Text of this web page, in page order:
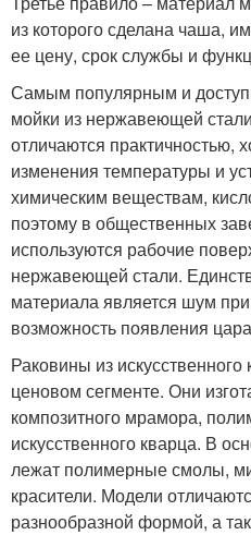
из которого сделана чаша,
ее цену, срок службы и
Самым популярным и
мойки из нержавеющей
отличаются практичностью,
изменения температуры и
химическим веществам,
поэтому в общественных
используются рабочие
нержавеющей стали.
материала является шум
возможность появления
Раковины из
ценовом сегменте. Они
композитного мрамора,
искусственного кварца. В
лежат полимерные смолы,
красители. Модели
разнообразной формой, а